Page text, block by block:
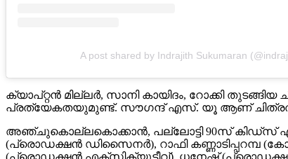
A post shared by Indrajith Sukumaran
ക്യാപ്റ്റൻ മില്ലർ, സാനി കായിദം, റോക്കി
പ്രത്യേകതയുമുണ്ട്. സൗഗന്ദ് എസ്. യൂ ആണ്
അഞ്ചുകൊല്ലകൊക്കാൻ, പല്ലോട്ടി 90സ് കിഡ്സ്
(പ്രൊഡക്ഷൻ ഡിസൈനർ), റാഫി കണ്ണാടിപ്പറമ്പ